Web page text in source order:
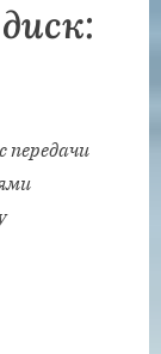
передачи